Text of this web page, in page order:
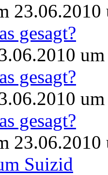
gesagt?
gesagt?
gesagt?
Suizid